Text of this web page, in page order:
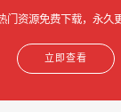
门资源免费下载，永久
立即查看